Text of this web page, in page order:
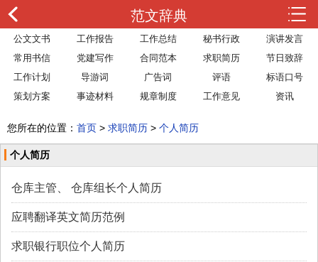
范文辞典
公文文书 工作报告 工作总结 秘书行政
演讲发言
常用书信
党建写作 合同范本 求职简历
节日致辞
工作计划
导游词 广告词 评语
标语口号
策划方案
事迹材料 规章制度 工作意见 资讯
您所在的位置： 首页 > 求职简历 > 个人简历
个人简历
仓库主管、 仓库组长个人简历
应聘翻译英文简历范例
求职银行职位个人简历